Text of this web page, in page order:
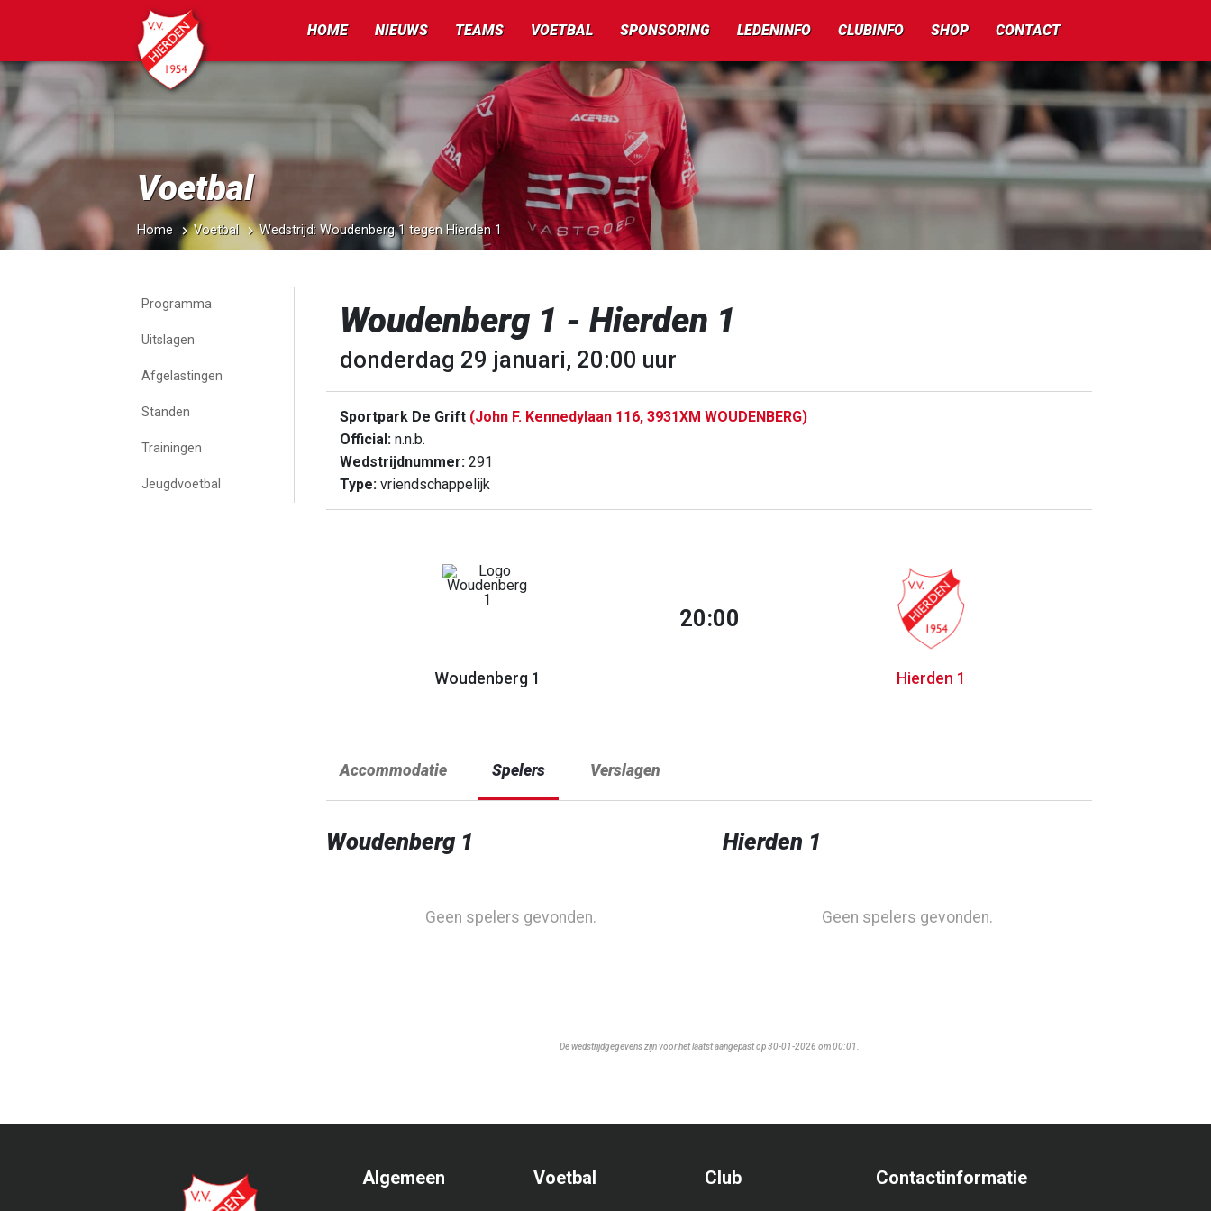
HOME NIEUWS TEAMS VOETBAL SPONSORING LEDENINFO CLUBINFO SHOP CONTACT
Voetbal
Home Voetbal Wedstrijd: Woudenberg 1 tegen Hierden 1
Programma
Uitslagen
Afgelastingen
Standen
Trainingen
Jeugdvoetbal
Woudenberg 1 - Hierden 1
donderdag 29 januari, 20:00 uur
Sportpark De Grift (John F. Kennedylaan 116, 3931XM WOUDENBERG)
Official: n.n.b.
Wedstrijdnummer: 291
Type: vriendschappelijk
Woudenberg 1
20:00
Hierden 1
Accommodatie Spelers Verslagen
Woudenberg 1
Geen spelers gevonden.
Hierden 1
Geen spelers gevonden.
De wedstrijdgegevens zijn voor het laatst aangepast op 30-01-2026 om 00:01.
Algemeen Voetbal Club Contactinformatie